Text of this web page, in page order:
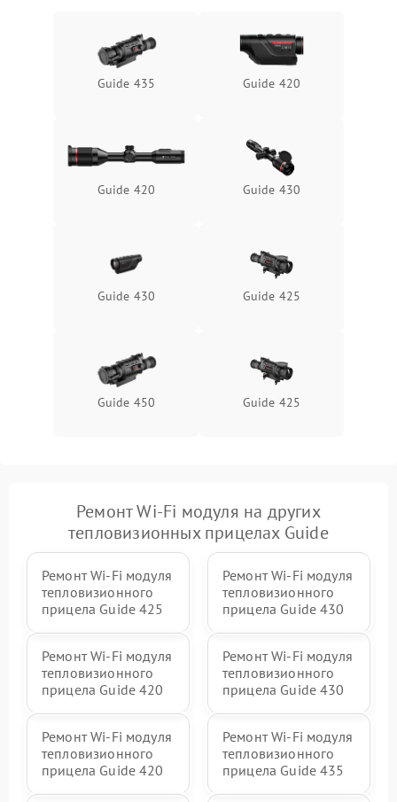
Неисправность системы
Подробнее →
Неисправность системы
защиты от замыкания
Подробнее →
Поломка системы защиты
от перенапряжения
Подробнее →
Guide 435 Guide 420
Guide 420 Guide 430
Guide 430 Guide 425
Guide 450 Guide 425
Ремонт Wi-Fi модуля на других
тепловизионных прицелах Guide
Ремонт Wi-Fi модуля
тепловизионного
прицела Guide 425
Ремонт Wi-Fi модуля
тепловизионного
прицела Guide 430
Ремонт Wi-Fi модуля
тепловизионного
прицела Guide 420
Ремонт Wi-Fi модуля
тепловизионного
прицела Guide 430
Ремонт Wi-Fi модуля
тепловизионного
прицела Guide 420
Ремонт Wi-Fi модуля
тепловизионного
прицела Guide 435